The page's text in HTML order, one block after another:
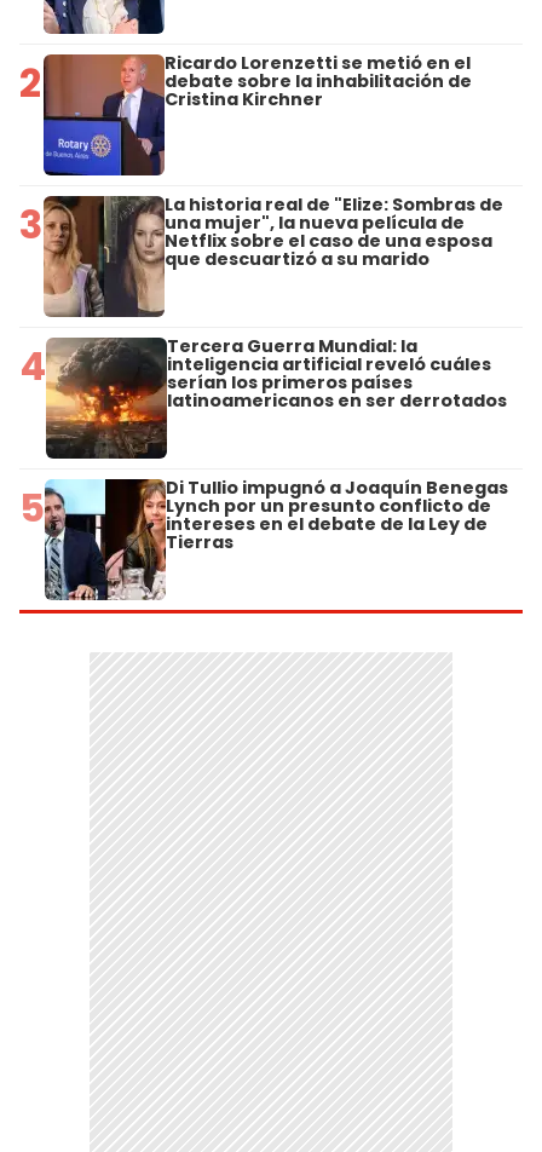
2 Ricardo Lorenzetti se metió en el
debate sobre la inhabilitación de
Cristina Kirchner
3 La historia real de "Elize: Sombras de
una mujer", la nueva película de
Netflix sobre el caso de una esposa
que descuartizó a su marido
4 Tercera Guerra Mundial: la
inteligencia artificial reveló cuáles
serían los primeros países
latinoamericanos en ser derrotados
5 Di Tullio impugnó a Joaquín Benegas
Lynch por un presunto conflicto de
intereses en el debate de la Ley de
Tierras